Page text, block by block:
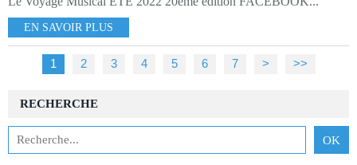
EN SAVOIR PLUS
1 2 3 4 5 6 7 > >>
RECHERCHE